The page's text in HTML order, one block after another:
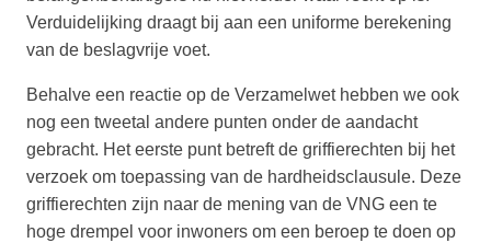
Verduidelijking draagt bij aan een uniforme berekening
van de beslagvrije voet.
Behalve een reactie op de Verzamelwet hebben we ook
nog een tweetal andere punten onder de aandacht
gebracht. Het eerste punt betreft de griffierechten bij het
verzoek om toepassing van de hardheidsclausule. Deze
griffierechten zijn naar de mening van de VNG een te
hoge drempel voor inwoners om een beroep te doen op